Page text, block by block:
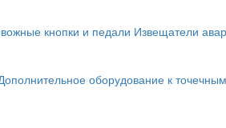
кнопки и педали Извещатели
оборудование к